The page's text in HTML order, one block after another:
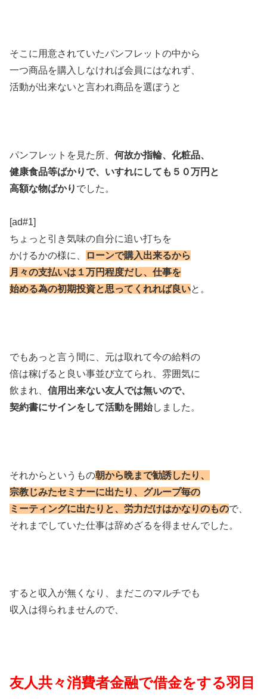
そこに用意されていたパンフレットの中から
一つ商品を購入しなければ会員にはなれず、
活動が出来ないと言われ商品を選ぼうと
パンフレットを見た所、 何故か指輪、化粧品、
健康食品等ばかりで、いすれにしても５０万円と
高額な物ばかり でした。
[ad#1]
ちょっと引き気味の自分に追い打ちを
かけるかの様に、
ローンで購入出来るから
月々の支払いは１万円程度だし、仕事を
始める為の初期投資と思ってくれれば良いと。
でもあっと言う間に、元は取れて今の給料の
倍は稼げると良い事並び立てられ、雰囲気に
飲まれ、 信用出来ない友人では無いので、
契約書にサインをして活動を開始しました。
それからというもの朝から晩まで勧誘したり、
宗教じみたセミナーに出たり、グループ毎の
ミーティングに出たりと、労力だけはかなりのもので、
それまでしていた仕事は辞めざるを得ませんでした。
すると収入が無くなり、まだこのマルチでも
収入は得られませんので、
友人共々消費者金融で借金をする羽目